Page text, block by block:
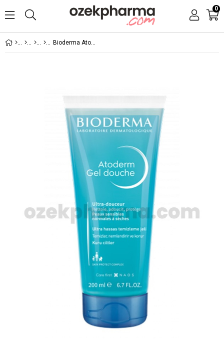
0
Bioderma Atoderm Shower Gel 200 ml